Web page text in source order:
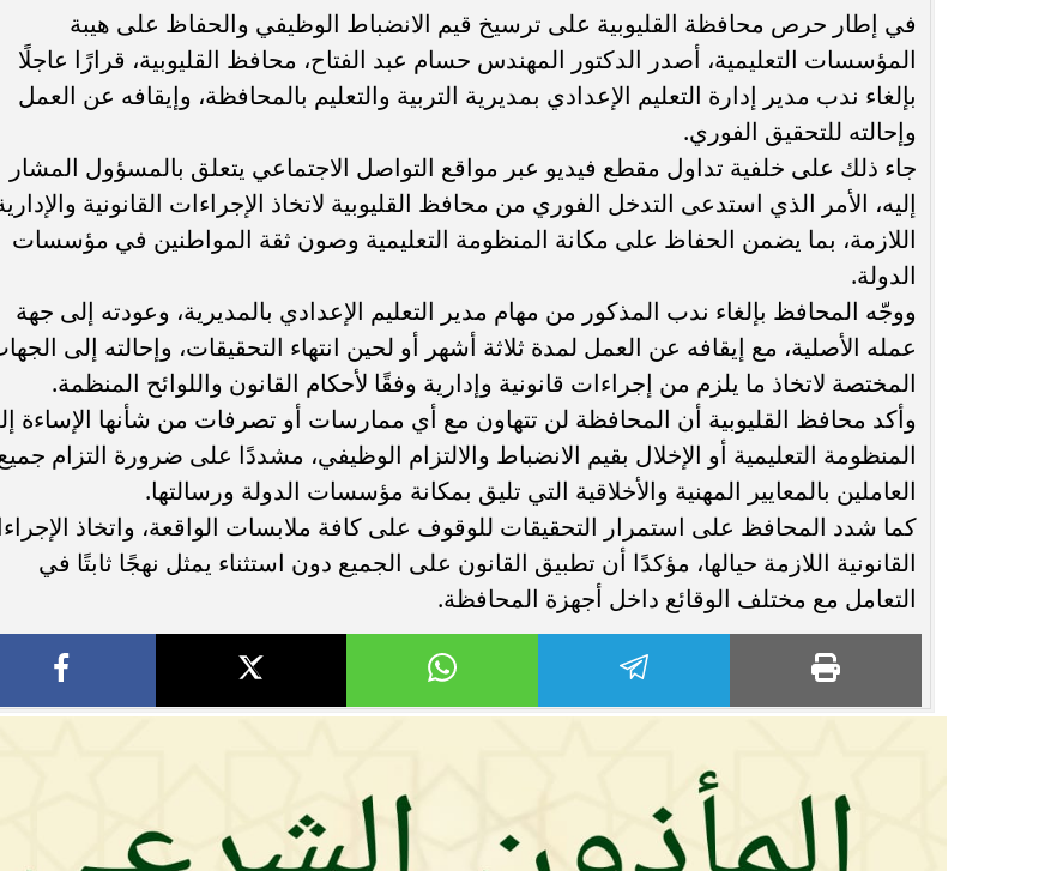
في إطار حرص محافظة القليوبية على ترسيخ قيم الانضباط الوظيفي والحفاظ على هيبة
المؤسسات التعليمية، أصدر الدكتور المهندس حسام عبد الفتاح، محافظ القليوبية، قرارًا عاجلًا
بإلغاء ندب مدير إدارة التعليم الإعدادي بمديرية التربية والتعليم بالمحافظة، وإيقافه عن العمل
وإحالته للتحقيق الفوري.
جاء ذلك على خلفية تداول مقطع فيديو عبر مواقع التواصل الاجتماعي يتعلق بالمسؤول المشار
إليه، الأمر الذي استدعى التدخل الفوري من محافظ القليوبية لاتخاذ الإجراءات القانونية
اللازمة، بما يضمن الحفاظ على مكانة المنظومة التعليمية وصون ثقة المواطنين في مؤسسات
الدولة.
ووجّه المحافظ بإلغاء ندب المذكور من مهام مدير التعليم الإعدادي بالمديرية، وعودته إلى جهة
عمله الأصلية، مع إيقافه عن العمل لمدة ثلاثة أشهر أو لحين انتهاء التحقيقات، وإحالته إلى
المختصة لاتخاذ ما يلزم من إجراءات قانونية وإدارية وفقًا لأحكام القانون واللوائح المنظمة.
وأكد محافظ القليوبية أن المحافظة لن تتهاون مع أي ممارسات أو تصرفات من شأنها الإساءة
المنظومة التعليمية أو الإخلال بقيم الانضباط والالتزام الوظيفي، مشددًا على ضرورة التزام
العاملين بالمعايير المهنية والأخلاقية التي تليق بمكانة مؤسسات الدولة ورسالتها.
كما شدد المحافظ على استمرار التحقيقات للوقوف على كافة ملابسات الواقعة، واتخاذ
القانونية اللازمة حيالها، مؤكدًا أن تطبيق القانون على الجميع دون استثناء يمثل نهجًا ثابتًا في
التعامل مع مختلف الوقائع داخل أجهزة المحافظة.
الإشغالات بحي شرق لإعادة الانضباط
وتحقيق...
رحلت في أثناء أداء رسالتها.. وفاة ممرضة
بمستشفى بني عبيد والأهالي ينعونها
محافظ القاهرة يعتمد جدول إمتحانات
الثاني للعام الدراسي ٢٠٢٥...